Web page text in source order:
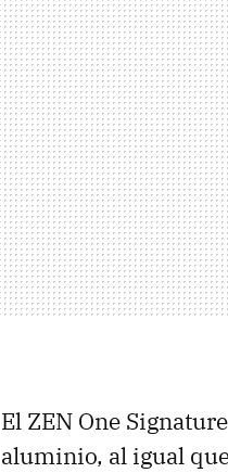
El ZEN One
aluminio, al igual